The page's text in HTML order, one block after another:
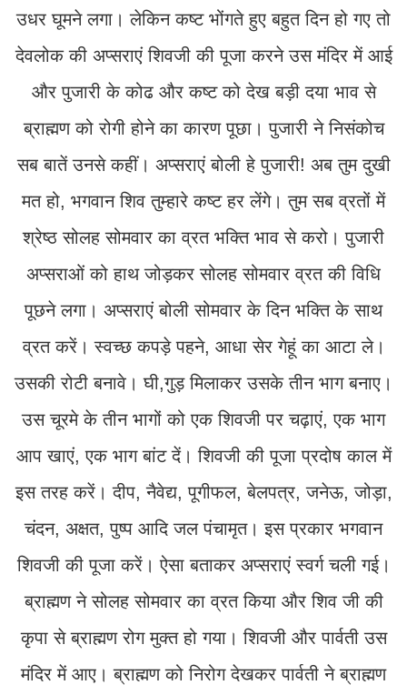
उधर घूमने लगा। लेकिन कष्ट भोंगते हुए बहुत दिन हो गए तो
देवलोक की अप्सराएं शिवजी की पूजा करने उस मंदिर में आई
और पुजारी के कोढ और कष्ट को देख बड़ी दया भाव से
ब्राह्मण को रोगी होने का कारण पूछा। पुजारी ने निसंकोच
सब बातें उनसे कहीं। अप्सराएं बोली हे पुजारी! अब तुम दुखी
मत हो, भगवान शिव तुम्हारे कष्ट हर लेंगे। तुम सब व्रतों में
श्रेष्ठ सोलह सोमवार का व्रत भक्ति भाव से करो। पुजारी
अप्सराओं को हाथ जोड़कर सोलह सोमवार व्रत की विधि
पूछने लगा। अप्सराएं बोली सोमवार के दिन भक्ति के साथ
व्रत करें। स्वच्छ कपड़े पहने, आधा सेर गेहूं का आटा ले।
उसकी रोटी बनावे। घी,गुड़ मिलाकर उसके तीन भाग बनाए।
उस चूरमे के तीन भागों को एक शिवजी पर चढ़ाएं, एक भाग
आप खाएं, एक भाग बांट दें। शिवजी की पूजा प्रदोष काल में
इस तरह करें। दीप, नैवेद्य, पूगीफल, बेलपत्र, जनेऊ, जोड़ा,
चंदन, अक्षत, पुष्प आदि जल पंचामृत। इस प्रकार भगवान
शिवजी की पूजा करें। ऐसा बताकर अप्सराएं स्वर्ग चली गई।
ब्राह्मण ने सोलह सोमवार का व्रत किया और शिव जी की
कृपा से ब्राह्मण रोग मुक्त हो गया। शिवजी और पार्वती उस
मंदिर में आए। ब्राह्मण को निरोग देखकर पार्वती ने ब्राह्मण